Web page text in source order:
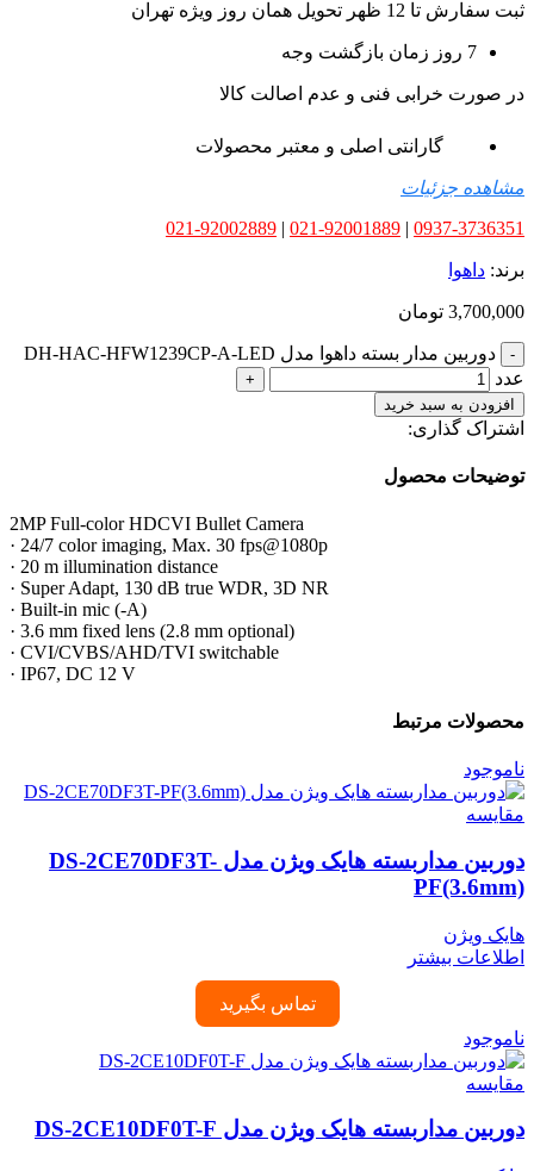
ثبت سفارش تا 12 ظهر تحویل همان روز ویژه تهران
7 روز زمان بازگشت وجه
در صورت خرابی فنی و عدم اصالت کالا
گارانتی اصلی و معتبر محصولات
مشاهده جزئیات
0937-3736351
|
021-92001889
|
021-92002889
برند: داهوا
3,700,000 تومان
دوربین مدار بسته داهوا مدل DH-HAC-HFW1239CP-A-LED
عدد
افزودن به سبد خرید
اشتراک گذاری:
توضیحات محصول
2MP Full-color HDCVI Bullet Camera
· 24/7 color imaging, Max. 30 fps@1080p
· 20 m illumination distance
· Super Adapt, 130 dB true WDR, 3D NR
· Built-in mic (-A)
· 3.6 mm fixed lens (2.8 mm optional)
· CVI/CVBS/AHD/TVI switchable
· IP67, DC 12 V
محصولات مرتبط
ناموجود
مقایسه
دوربین مداربسته هایک ویژن مدل DS-2CE70DF3T-
PF(3.6mm)
هایک ویژن
اطلاعات بیشتر
تماس بگیرید
ناموجود
مقایسه
دوربین مداربسته هایک ویژن مدل DS-2CE10DF0T-F